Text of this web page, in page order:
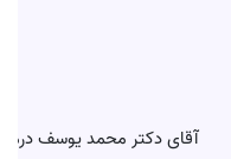
آقای دکتر محمد یوسف